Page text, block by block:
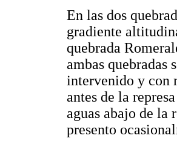
En las dos
gradiente
quebrada
ambas quebradas
intervenido y con
antes de la
aguas abajo de la
presento